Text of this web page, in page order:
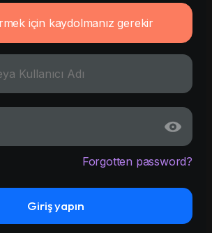
için kaydolmanız gerekir
Forgotten password?
Giriş yapın